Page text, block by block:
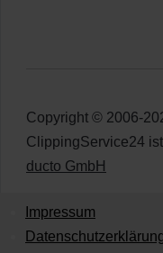
Copyright © 2006-
ClippingService24
ducto GmbH
Impressum